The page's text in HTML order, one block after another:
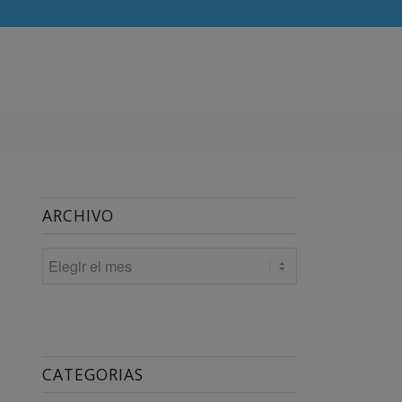
ARCHIVO
CATEGORIAS